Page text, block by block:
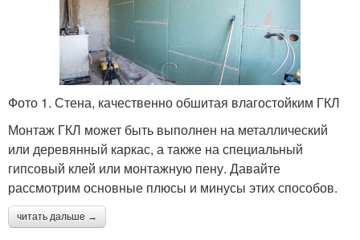
Фото 1. Стена, качественно обшитая влагостойким ГКЛ
Монтаж ГКЛ может быть выполнен на металлический
или деревянный каркас, а также на специальный
гипсовый клей или монтажную пену. Давайте
рассмотрим основные плюсы и минусы этих способов.
читать дальше →